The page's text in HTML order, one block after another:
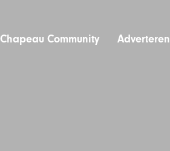
Chapeau Community Adverteren